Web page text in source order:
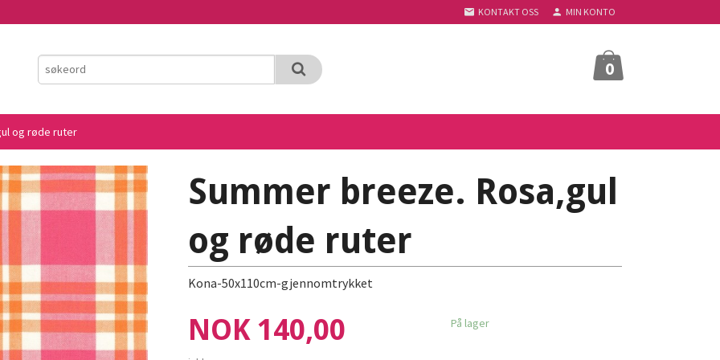
KONTAKT OSS MIN KONTO
0
og røde ruter
Summer breeze. Rosa,gul
og røde ruter
Kona-50x110cm-gjennomtrykket
Pris
NOK 140,00 På lager